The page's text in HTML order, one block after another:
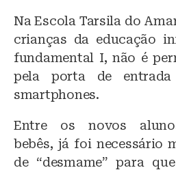
Na Escola Tarsila do
crianças da educação
fundamental I, não é
pela porta de
smartphones.
Entre os novos
bebês, já foi necessário
de “desmame” para